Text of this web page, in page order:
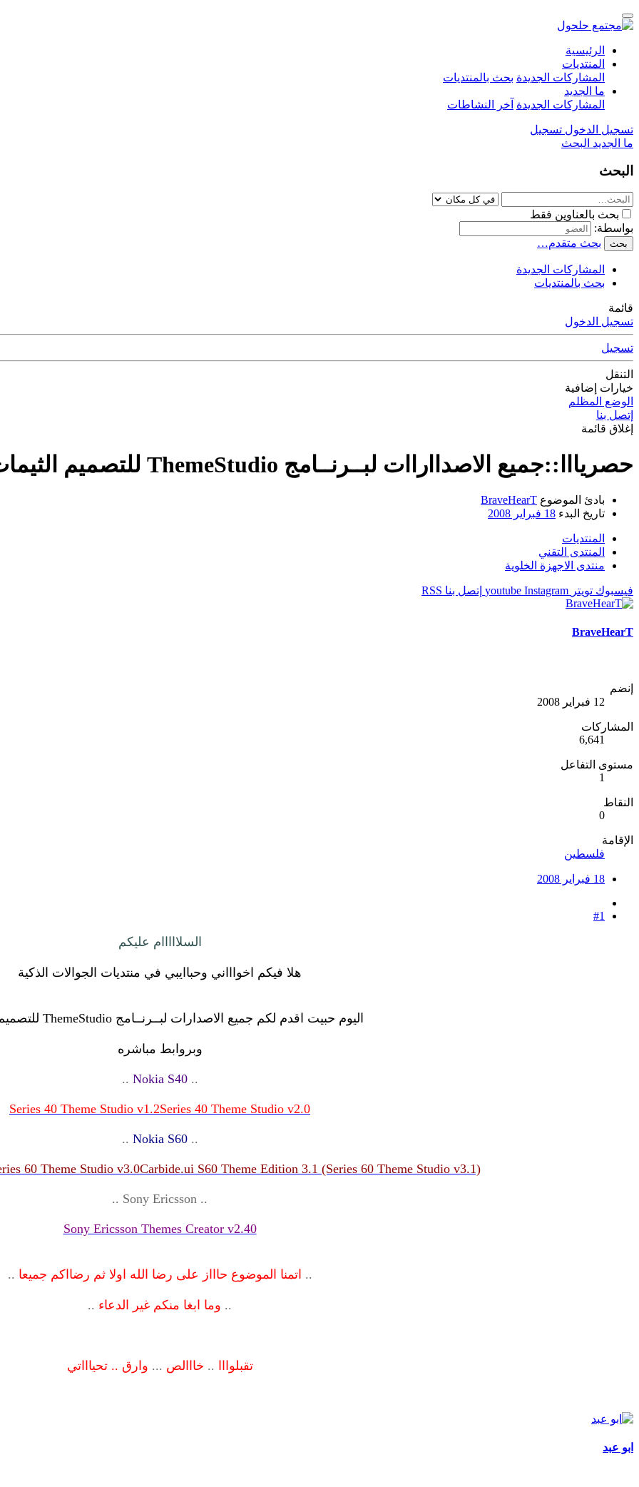
الرئيسية
المنتديات
المشاركات الجديدة بحث بالمنتديات
ما الجديد
المشاركات الجديدة آخر النشاطات
تسجيل الدخول تسجيل
ما الجديد البحث
البحث
بحث بالعناوين فقط
بواسطة:
بحث بحث متقدم…
المشاركات الجديدة
بحث بالمنتديات
قائمة
تسجيل الدخول
تسجيل
التنقل
خيارات إضافية
الوضع المظلم
إتصل بنا
إغلاق قائمة
حصريااا::جميع الاصدااراات لبــرنــامج ThemeStudio للتصميم الثيمات رواابط مباشره
بادئ الموضوع BraveHearT
تاريخ البدء 18 فبراير 2008
المنتديات
المنتدى التقني
منتدى الاجهزة الخلوية
فيسبوك تويتر youtube Instagram إتصل بنا RSS
BraveHearT
إنضم
12 فبراير 2008
المشاركات
6,641
مستوى التفاعل
1
النقاط
0
الإقامة
فلسطين
18 فبراير 2008
#1
السلااااام عليكم
هلا فيكم اخواااني وحباايبي في منتديات الجوالات الذكية
اليوم حبيت اقدم لكم جميع الاصدارات لبــرنــامج ThemeStudio للتصميم الثيمات
وبروابط مباشره
..
Nokia S40
..
Series 40 Theme Studio v1.2Series 40 Theme Studio v2.0
..
Nokia S60
..
60 Theme Studio v3.0Carbide.ui S60 Theme Edition 3.1 (Series 60 Theme Studio v3.1)
..
Sony Ericsson
..
Sony Ericsson Themes Creator v2.40
.. اتمنا الموضوع حاااز على رضا الله اولا ثم رضااكم جميعا ..
.. وما ابغا منكم غير الدعاء ..
تقبلوااا .. خااالص ... وارق .. تحياااتي
ابو عبد